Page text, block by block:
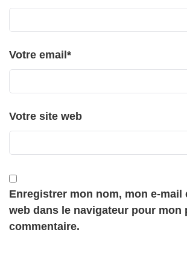
Votre email*
Votre site web
Enregistrer mon nom, mon e-mail
web dans le navigateur pour mon
commentaire.